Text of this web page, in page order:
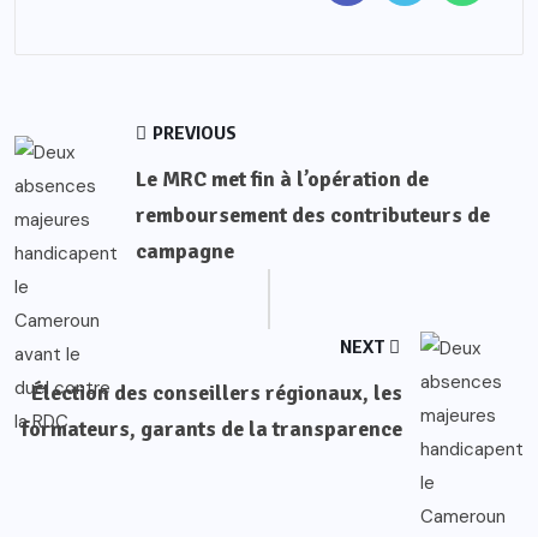
PREVIOUS
Le MRC met fin à l’opération de
remboursement des contributeurs de
campagne
NEXT
Élection des conseillers régionaux, les
formateurs, garants de la transparence